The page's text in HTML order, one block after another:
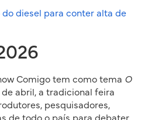
do diesel para conter alta de
Comigo tem como tema O
de abril, a tradicional feira
pesquisadores,
de todo o país para debater